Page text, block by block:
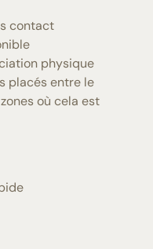
contact
physique
placés entre le
où cela est